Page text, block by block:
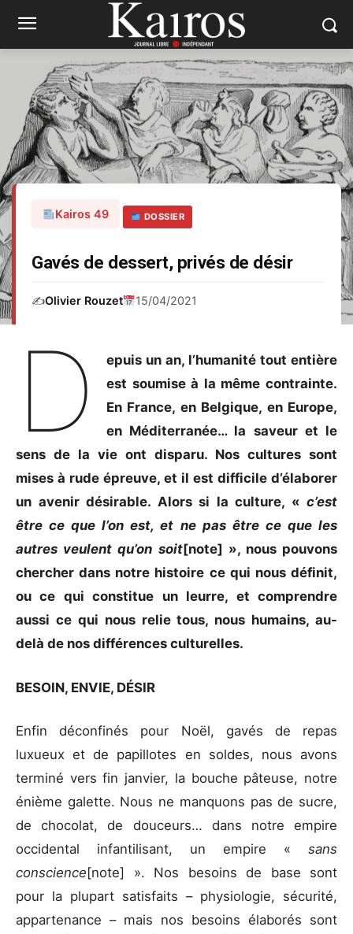
Kairos 49 DOSSIER
Gavés de dessert, privés de désir
✍️Olivier Rouzet 15/04/2021
D
epuis un an, l’humanité tout entière
est soumise à la même contrainte.
En France, en Belgique, en Europe,
en Méditerranée… la saveur et le
sens de la vie ont disparu. Nos cultures sont
mises à rude épreuve, et il est difficile d’élaborer
un avenir désirable. Alors si la culture, « c’est
être ce que l’on est, et ne pas être ce que les
autres veulent qu’on soit[note] », nous pouvons
chercher dans notre histoire ce qui nous définit,
ou ce qui constitue un leurre, et comprendre
aussi ce qui nous relie tous, nous humains, au-
delà de nos différences culturelles.
BESOIN, ENVIE, DÉSIR
Enfin déconfinés pour Noël, gavés de repas
luxueux et de papillotes en soldes, nous avons
terminé vers fin janvier, la bouche pâteuse, notre
énième galette. Nous ne manquons pas de sucre,
de chocolat, de douceurs… dans notre empire
occidental infantilisant, un empire « sans
conscience[note]
». Nos besoins de base sont
pour la plupart satisfaits – physiologie, sécurité,
appartenance – mais nos besoins élaborés sont